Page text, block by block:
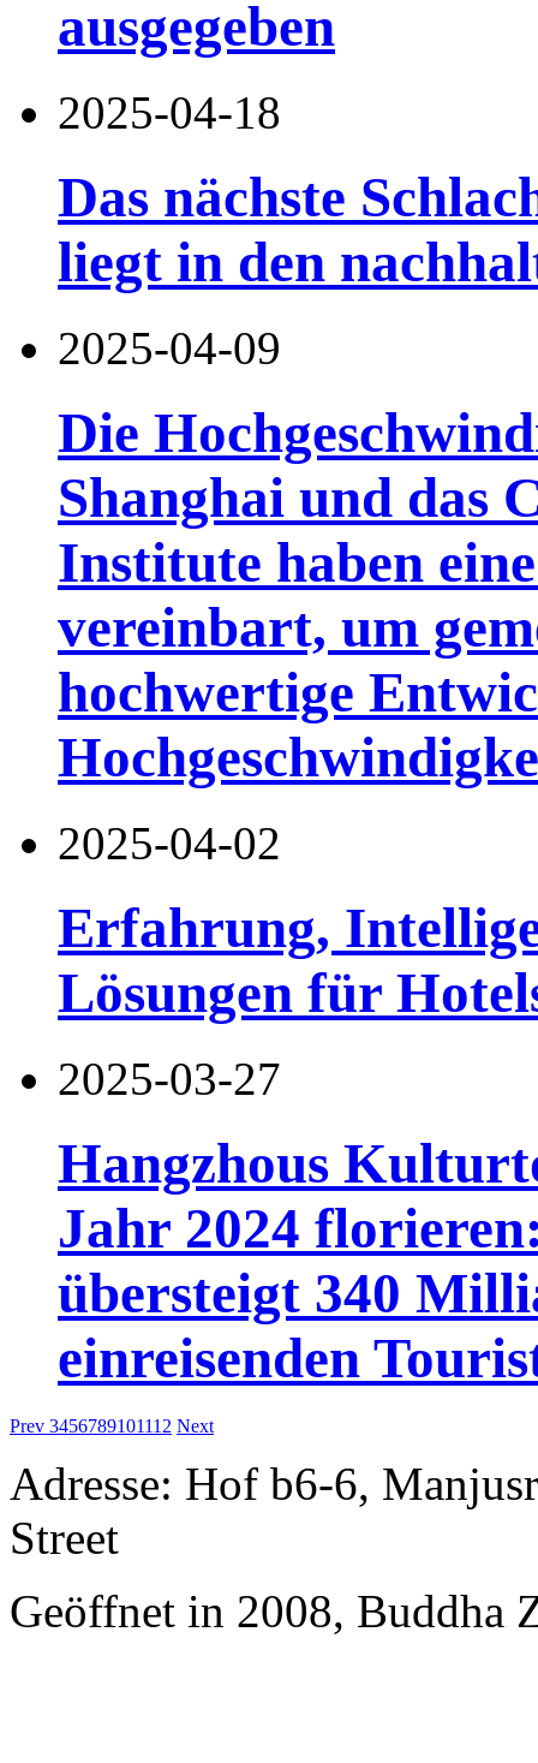
ausgegeben
2025-04-18
Das nächste
liegt in den
2025-04-09
Die
Shanghai und das
Institute haben
vereinbart, um
hochwertige
2025-04-02
Erfahrung,
Lösungen für
2025-03-27
Hangzhous
Jahr 2024
übersteigt 340
einreisenden
Prev 3456789101112 Next
Adresse: Hof b6-6,
Street
Geöffnet in 2008, Buddha